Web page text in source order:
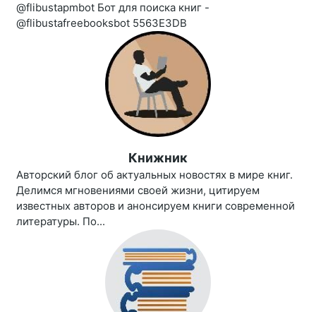
@flibustapmbot Бот для поиска книг -
@flibustafreebooksbot 5563E3DB
Книжник
Авторский блог об актуальных новостях в мире книг.
Делимся мгновениями своей жизни, цитируем
известных авторов и анонсируем книги современной
литературы. По...